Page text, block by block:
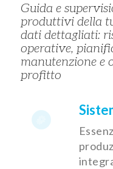
Guida e
produttivi della
dati dettagliati:
operative,
manutenzione e
profitto